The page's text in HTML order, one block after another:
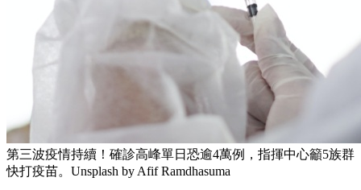
第三波疫情持續！確診高峰單日恐逾4萬例，指揮中心籲5族群
快打疫苗。Unsplash by Afif Ramdhasuma